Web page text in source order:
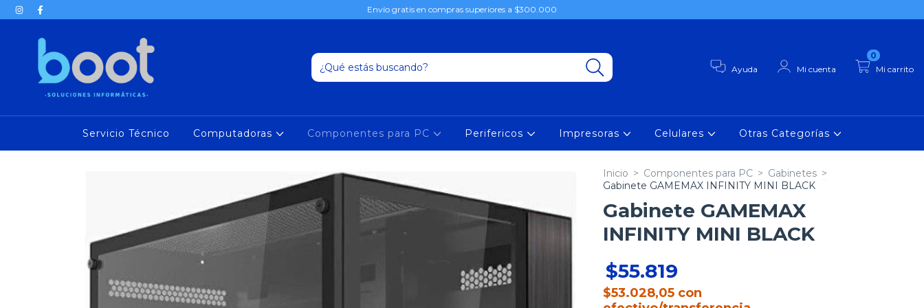
Envío gratis en compras superiores a $300.000
Ayuda Mi cuenta Mi carrito
0
Servicio Técnico Computadoras Componentes para PC Perifericos Impresoras Celulares Otras Categorías
Inicio > Componentes para PC > Gabinetes >
Gabinete GAMEMAX INFINITY MINI BLACK
Gabinete GAMEMAX
INFINITY MINI BLACK
$55.819
$53.028,05 con